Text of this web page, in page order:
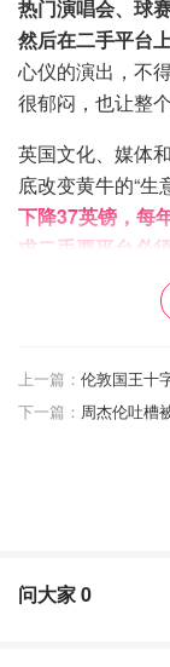
热门演唱会、球
然后在二手平台
心仪的演出，不
很郁闷，也让整
英国文化、媒体
底改变黄牛的“生
下降37英镑，每
求二手票平台必
上一篇：
下一篇：
问大家0